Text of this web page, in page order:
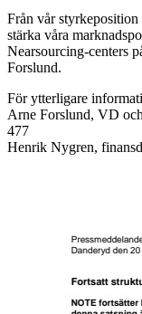
Från vår
stärka våra
Nearsourcing-centers
Forslund.
För ytterligare
Arne Forslund, VD
477
Henrik Nygren,